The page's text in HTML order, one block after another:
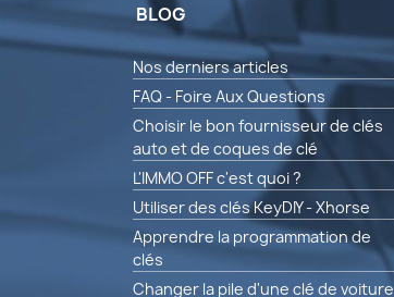
BLOG
Nos derniers articles
FAQ - Foire Aux Questions
Choisir le bon fournisseur de clés
auto et de coques de clé
L'IMMO OFF c'est quoi ?
Utiliser des clés KeyDIY - Xhorse
Apprendre la programmation de
clés
Changer la pile d'une clé de voiture